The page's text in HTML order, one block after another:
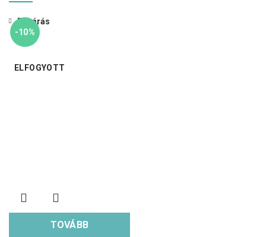
-10%
ELFOGYOTT
TOVÁBB
Bezárás